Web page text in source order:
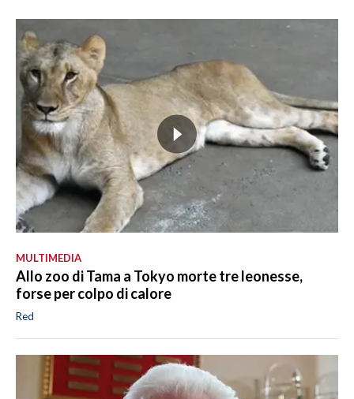
MULTIMEDIA
Allo zoo di Tama a Tokyo morte tre leonesse,
forse per colpo di calore
Red